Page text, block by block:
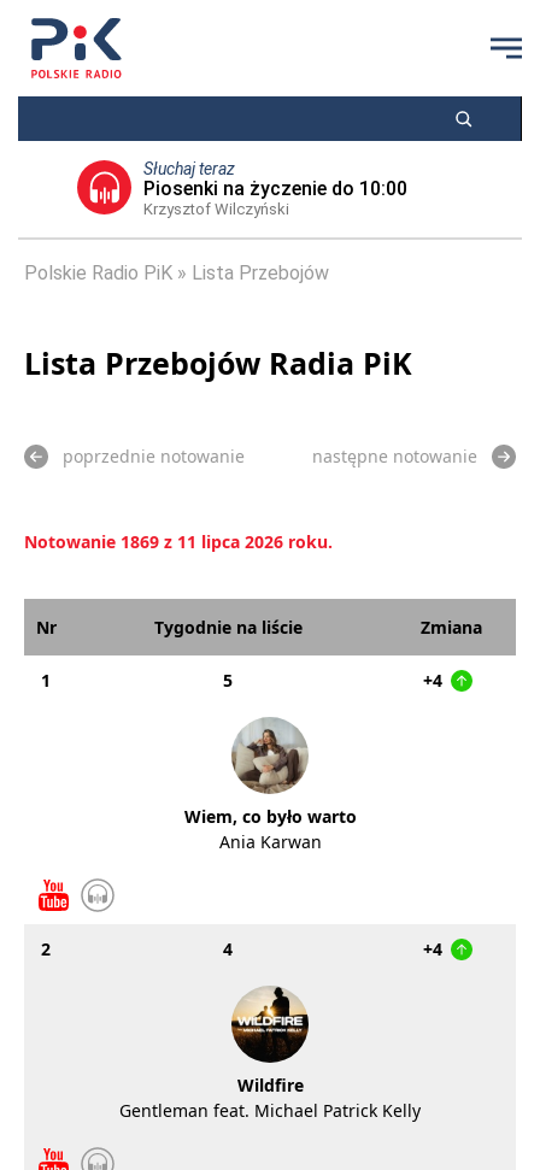
Słuchaj teraz
Piosenki na życzenie do 10:00
Krzysztof Wilczyński
Polskie Radio PiK Lista Przebojów
Lista Przebojów Radia PiK
poprzednie notowanie następne notowanie
Notowanie 1869 z 11 lipca 2026 roku.
Nr Tygodnie na liście Zmiana
1 5 +4
Wiem, co było warto
Ania Karwan
2 4 +4
Wildfire
Gentleman feat. Michael Patrick Kelly